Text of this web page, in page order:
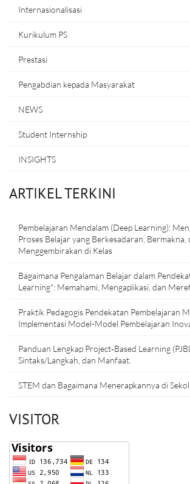
Internasionalisasi
Kurikulum PS
Prestasi
Pengabdian kepada Masyarakat
NEWS
Student Internship
INSIGHTS
ARTIKEL TERKINI
Pembelajaran Mendalam (Deep Learning):
Proses Belajar yang Berkesadaran, Bermakna,
Menggembirakan di Kelas
Bagaimana Pengalaman Belajar dalam
Learning": Memahami, Mengaplikasi, dan
Praktik Pedagogis Pendekatan Pembelajaran
Implementasi Model-Model Pembelajaran
Panduan Lengkap Project‑Based Learning
Sintaks/Langkah, dan Manfaat.
STEM dan Bagaimana Menerapkannya di
VISITOR